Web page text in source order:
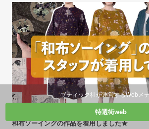
和布ソーイングの作品を着用しました★
ブティック社が運営するWebメ
特選街web